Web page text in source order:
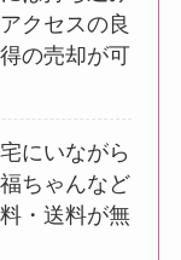
クセスの良
の売却が可
にいながら
ちゃんなど
・送料が無